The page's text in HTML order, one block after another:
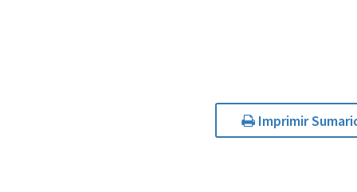
Imprimir